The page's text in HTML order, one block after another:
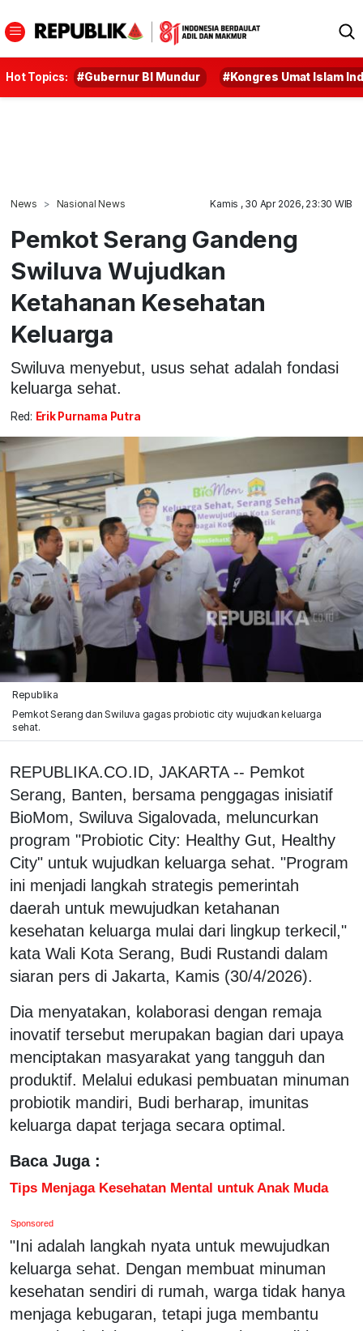
Hot Topics: #Gubernur BI Mundur #Kongres Umat Islam
News Nasional News Kamis , 30 Apr 2026, 23:30 WIB
Pemkot Serang Gandeng
Swiluva Wujudkan
Ketahanan Kesehatan
Keluarga
Swiluva menyebut, usus sehat adalah fondasi
keluarga sehat.
Red: Erik Purnama Putra
Republika
Pemkot Serang dan Swiluva gagas probiotic city wujudkan keluarga
sehat.
REPUBLIKA.CO.ID, JAKARTA -- Pemkot
Serang, Banten, bersama penggagas inisiatif
BioMom, Swiluva Sigalovada, meluncurkan
program "Probiotic City: Healthy Gut, Healthy
City" untuk wujudkan keluarga sehat. "Program
ini menjadi langkah strategis pemerintah
daerah untuk mewujudkan ketahanan
kesehatan keluarga mulai dari lingkup terkecil,"
kata Wali Kota Serang, Budi Rustandi dalam
siaran pers di Jakarta, Kamis (30/4/2026).
Dia menyatakan, kolaborasi dengan remaja
inovatif tersebut merupakan bagian dari upaya
menciptakan masyarakat yang tangguh dan
produktif. Melalui edukasi pembuatan minuman
probiotik mandiri, Budi berharap, imunitas
keluarga dapat terjaga secara optimal.
Baca Juga :
Tips Menjaga Kesehatan Mental untuk Anak Muda
Sponsored
"Ini adalah langkah nyata untuk mewujudkan
keluarga sehat. Dengan membuat minuman
kesehatan sendiri di rumah, warga tidak hanya
menjaga kebugaran, tetapi juga membantu